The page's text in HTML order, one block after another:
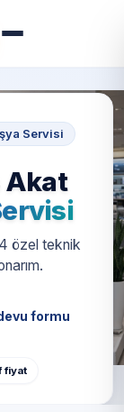
Servisi
Akat
özel teknik
formu
fiyat